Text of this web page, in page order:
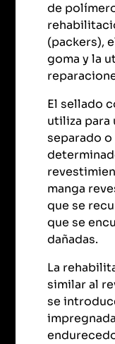
de
(packers),
goma y la
El sellado
utiliza para
separado
manga
que se
que se
dañadas.
La
similar al
se